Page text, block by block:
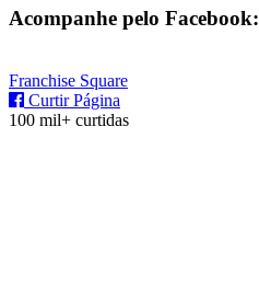
Acompanhe pelo Facebook:
Franchise Square
Curtir Página
100 mil+ curtidas